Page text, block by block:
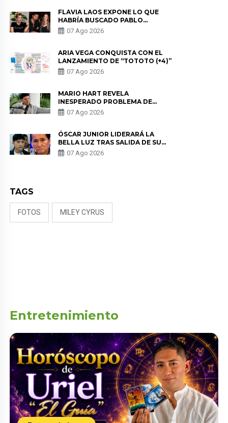
FLAVIA LAOS EXPONE LO QUE
HABRÍA BUSCADO PABLO
HEREDIA CON ALE FULLER: “UNA
DE LAS PARTES QUERÍA EL
07 Ago 2026
ARIA VEGA CONQUISTA CON EL
LANZAMIENTO DE “TOTOTO (+4)”
07 Ago 2026
MARIO HART REVELA
INESPERADO PROBLEMA DE
SALUD ANTES DE SEPARARSE DE
KORINA: “ME ENCONTRARON UN
07 Ago 2026
ÓSCAR JUNIOR LIDERARÁ LA
BELLA LUZ TRAS SALIDA DE SU
PADRE POR POLÉMICA CON
NALDY SALDAÑA
07 Ago 2026
TAGS
FOTOS MILEY CYRUS
Entretenimiento